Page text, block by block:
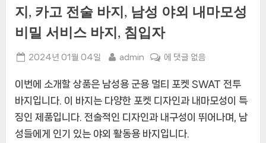
지, 카고 전술 바지, 남성 야외 내마모성
비밀 서비스 바지, 침입자
Posted
2024년 01월 04일 By
admin
남
용
군
멀
티
에 댓글 없음
이번에 소개할 상품은 남성용 군용 멀티 포켓 SWAT 전투
바지입니다. 이 바지는 다양한 포켓 디자인과 내마모성이 특
징인 제품입니다. 전술적인 디자인과 내구성이 뛰어나며, 남
성들에게 인기 있는 야외 활동용 바지입니다.